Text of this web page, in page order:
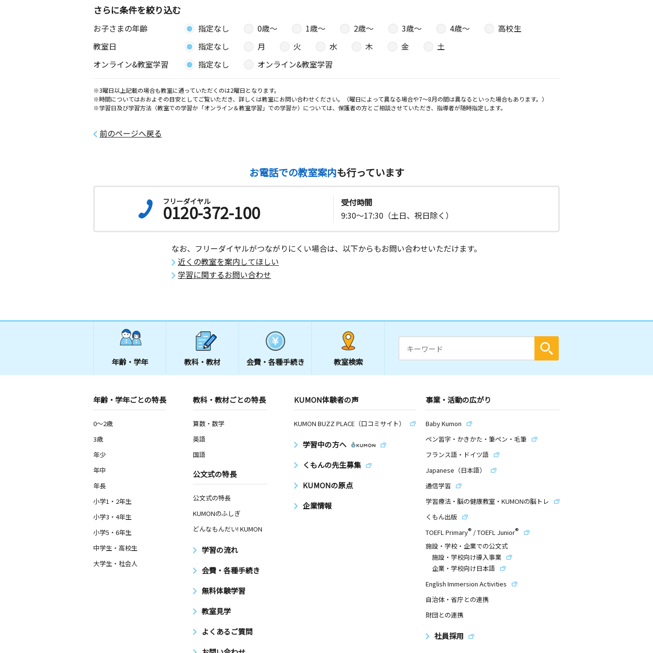
さらに条件を絞り込む
お子さまの年齢 指定なし 0歳〜 1歳〜 2歳〜 3歳〜 4歳〜
高校生
教室日
指定なし 月 火 水 木 金
土
オンライン&教室学習
指定なし オンライン&教室学習
※3曜日以上記載の場合も教室に通っていただくのは2曜日となります。
※時間についてはおおよその目安としてご覧いただき、詳しくは教室にお問い合わせください。（曜日によって異なる場合や7～8月の間は異なるといった場合もあります。）
※学習日及び学習方法（教室での学習か「オンライン＆教室学習」での学習か）については、保護者の方とご相談させていただき、指導者が随時指定します。
前のページへ戻る
お電話での教室案内も行っています
フリーダイヤル
0120-372-100
受付時間
9:30～17:30（土日、祝日除く）
なお、フリーダイヤルがつながりにくい場合は、以下からもお問い合わせいただけます。
近くの教室を案内してほしい
学習に関するお問い合わせ
年齢・学年 教科・教材 会費・ 各種手続き 教室検索
年齢・学年ごとの特長
0～2歳
3歳
年少
年中
年長
小学1・2年生
小学3・4年生
小学5・6年生
中学生・高校生
大学生・社会人
教科・教材ごとの特長
算数・数学
英語
国語
公文式の特長
公文式の特長
KUMONのふしぎ
どんなもんだい! KUMON
学習の流れ
会費・各種手続き
無料体験学習
教室見学
よくあるご質問
KUMON体験者の声
KUMON BUZZ PLACE（口コミサイト）
学習中の方へ
くもんの先生募集
KUMONの原点
企業情報
事業・活動の広がり
Baby Kumon
ペン習字・かきかた・筆ペン・毛筆
フランス語・ドイツ語
Japanese（日本語）
通信学習
学習療法・脳の健康教室・KUMONの脳トレ
くもん出版
TOEFL Primary® /TOEFL Junior®
施設・学校・企業での公文式
施設・学校向け導入事業
企業・学校向け日本語
English Immersion Activities
自治体・省庁との連携
財団との連携
社員採用